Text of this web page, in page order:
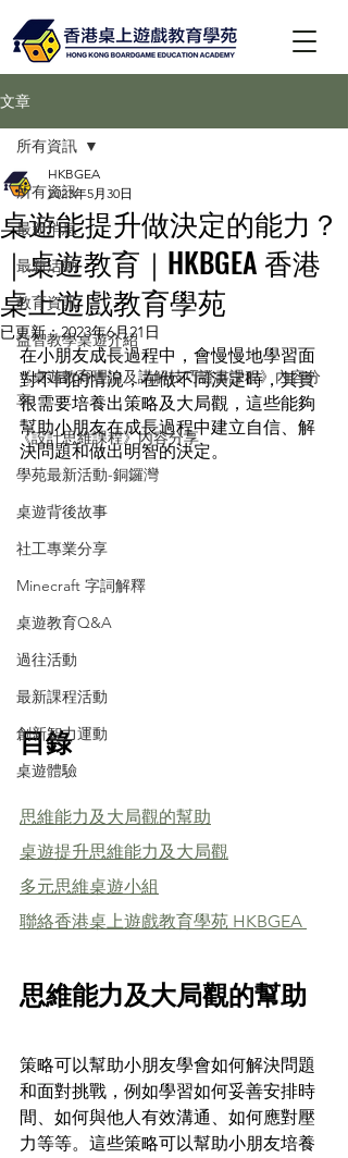
文章
所有資訊
最新消息
最新活動
教育資訊
益智教學桌遊介紹
《桌遊教育理論及講解技巧證書課程》內容分
享
《設計思維課程》內容分享
學苑最新活動-銅鑼灣
桌遊背後故事
社工專業分享
Minecraft 字詞解釋
桌遊教育Q&A
過往活動
最新課程活動
創新智力運動
桌遊體驗
所有資訊
桌遊能提升做決定的能力？
｜桌遊教育｜HKBGEA 香港
桌上遊戲教育學苑
HKBGEA
2023年5月30日
已更新：2023年6月21日
在小朋友成長過程中，會慢慢地學習面
對不同的情況，在做不同決定時，其實
很需要培養出策略及大局觀，這些能夠
幫助小朋友在成長過程中建立自信、解
決問題和做出明智的決定。
目錄
思維能力及大局觀的幫助
桌遊提升思維能力及大局觀
多元思維桌遊小組
聯絡香港桌上遊戲教育學苑 HKBGEA
思維能力及大局觀的幫助
策略可以幫助小朋友學會如何解決問題
和面對挑戰，例如學習如何妥善安排時
間、如何與他人有效溝通、如何應對壓
力等等。這些策略可以幫助小朋友培養